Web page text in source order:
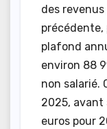
des revenus
précédente,
plafond
environ 88
non salarié.
2025, avant
euros pour